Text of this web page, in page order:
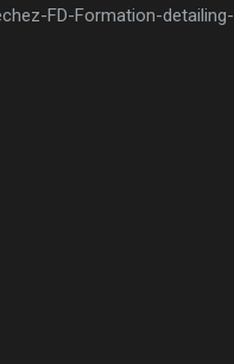
FD-Formation-detailing-